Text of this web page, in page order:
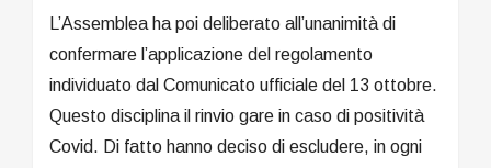
L’Assemblea ha poi deliberato all’unanimità di
confermare l’applicazione del regolamento
individuato dal Comunicato ufficiale del 13 ottobre.
Questo disciplina il rinvio gare in caso di positività
Covid. Di fatto hanno deciso di escludere, in ogni